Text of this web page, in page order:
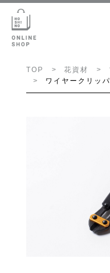
TOP 花資材
ワイヤークリッ